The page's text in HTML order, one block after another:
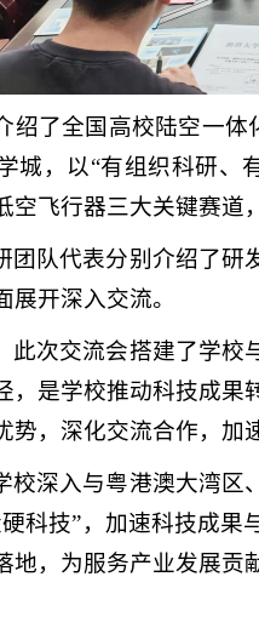
绍了全国高校陆空一体
城，以“有组织科研、
空飞行器三大关键赛道
团队代表分别介绍了研
展开深入交流。
此次交流会搭建了学校
，是学校推动科技成果
势，深化交流合作，加
校深入与粤港澳大湾区
科技”，加速科技成果
地，为服务产业发展贡